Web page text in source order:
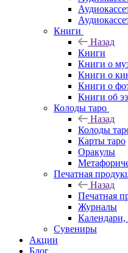
Книги
Назад
Книги
Книги о
Книги о
Книги о
Книги об
Колоды таро
Назад
Колоды
Карты таро
Оракулы
Печатная
Назад
Печатная
Журналы
Календари,
Сувениры
Акции
Блог